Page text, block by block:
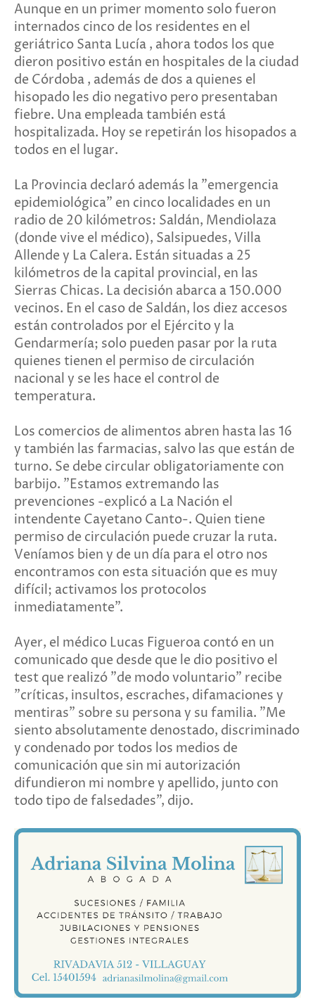
Aunque en un primer momento solo fueron
internados cinco de los residentes en el
geriátrico Santa Lucía , ahora todos los que
dieron positivo están en hospitales de la ciudad
de Córdoba , además de dos a quienes el
hisopado les dio negativo pero presentaban
fiebre. Una empleada también está
hospitalizada. Hoy se repetirán los hisopados a
todos en el lugar.
La Provincia declaró además la "emergencia
epidemiológica" en cinco localidades en un
radio de 20 kilómetros: Saldán, Mendiolaza
(donde vive el médico), Salsipuedes, Villa
Allende y La Calera. Están situadas a 25
kilómetros de la capital provincial, en las
Sierras Chicas. La decisión abarca a 150.000
vecinos. En el caso de Saldán, los diez accesos
están controlados por el Ejército y la
Gendarmería; solo pueden pasar por la ruta
quienes tienen el permiso de circulación
nacional y se les hace el control de
temperatura.
Los comercios de alimentos abren hasta las 16
y también las farmacias, salvo las que están de
turno. Se debe circular obligatoriamente con
barbijo. "Estamos extremando las
prevenciones -explicó a La Nación el
intendente Cayetano Canto-. Quien tiene
permiso de circulación puede cruzar la ruta.
Veníamos bien y de un día para el otro nos
encontramos con esta situación que es muy
difícil; activamos los protocolos
inmediatamente".
Ayer, el médico Lucas Figueroa contó en un
comunicado que desde que le dio positivo el
test que realizó "de modo voluntario" recibe
"críticas, insultos, escraches, difamaciones y
mentiras" sobre su persona y su familia. "Me
siento absolutamente denostado, discriminado
y condenado por todos los medios de
comunicación que sin mi autorización
difundieron mi nombre y apellido, junto con
todo tipo de falsedades", dijo.